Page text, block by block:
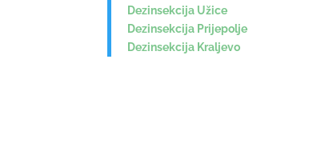
Dezinsekcija Užice
Dezinsekcija Prijepolje
Dezinsekcija Kraljevo